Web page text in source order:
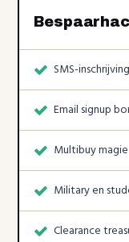
SMS-
Email signup
Multibuy magie
Military en
Clearance